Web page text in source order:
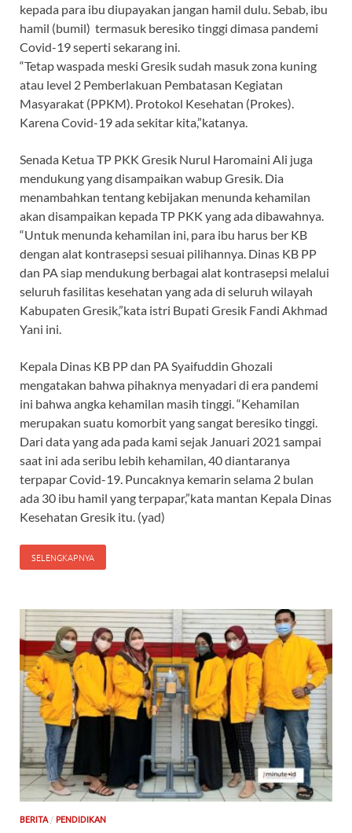
kepada para ibu diupayakan jangan hamil dulu. Sebab, ibu
hamil (bumil) termasuk beresiko tinggi dimasa pandemi
Covid-19 seperti sekarang ini.
“Tetap waspada meski Gresik sudah masuk zona kuning
atau level 2 Pemberlakuan Pembatasan Kegiatan
Masyarakat (PPKM). Protokol Kesehatan (Prokes).
Karena Covid-19 ada sekitar kita,”katanya.
Senada Ketua TP PKK Gresik Nurul Haromaini Ali juga
mendukung yang disampaikan wabup Gresik. Dia
menambahkan tentang kebijakan menunda kehamilan
akan disampaikan kepada TP PKK yang ada dibawahnya.
“Untuk menunda kehamilan ini, para ibu harus ber KB
dengan alat kontrasepsi sesuai pilihannya. Dinas KB PP
dan PA siap mendukung berbagai alat kontrasepsi melalui
seluruh fasilitas kesehatan yang ada di seluruh wilayah
Kabupaten Gresik,”kata istri Bupati Gresik Fandi Akhmad
Yani ini.
Kepala Dinas KB PP dan PA Syaifuddin Ghozali
mengatakan bahwa pihaknya menyadari di era pandemi
ini bahwa angka kehamilan masih tinggi. “Kehamilan
merupakan suatu komorbit yang sangat beresiko tinggi.
Dari data yang ada pada kami sejak Januari 2021 sampai
saat ini ada seribu lebih kehamilan, 40 diantaranya
terpapar Covid-19. Puncaknya kemarin selama 2 bulan
ada 30 ibu hamil yang terpapar,”kata mantan Kepala Dinas
Kesehatan Gresik itu. (yad)
SELENGKAPNYA
BERITA/ PENDIDIKAN